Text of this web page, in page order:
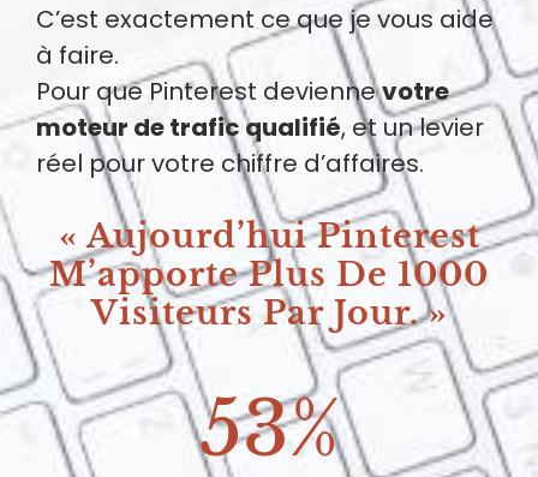
C’est exactement ce que je vous aide
à faire.
Pour que Pinterest deviennevotre
moteur de trafic qualifié, et un levier
réel pour votre chiffre d’affaires.
« Aujourd’hui Pinterest
M’apporte Plus De 1000
Visiteurs Par Jour. »
53%